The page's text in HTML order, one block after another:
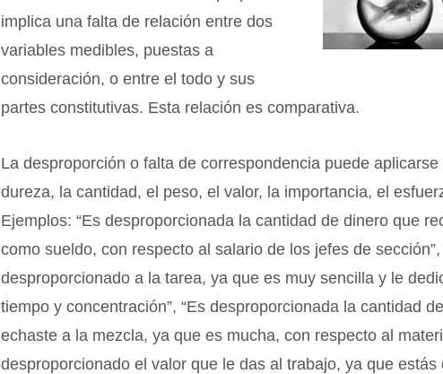
implica una falta de relación entre dos
variables medibles, puestas a
consideración, o entre el todo y sus
partes constitutivas. Esta relación es comparativa.
La desproporción o falta de correspondencia puede
dureza, la cantidad, el peso, el valor, la importancia, el
Ejemplos: “Es desproporcionada la cantidad de dinero que
como sueldo, con respecto al salario de los jefes de
desproporcionado a la tarea, ya que es muy sencilla y le
tiempo y concentración”, “Es desproporcionada la cantidad
echaste a la mezcla, ya que es mucha, con respecto al
desproporcionado el valor que le das al trabajo, ya que estás